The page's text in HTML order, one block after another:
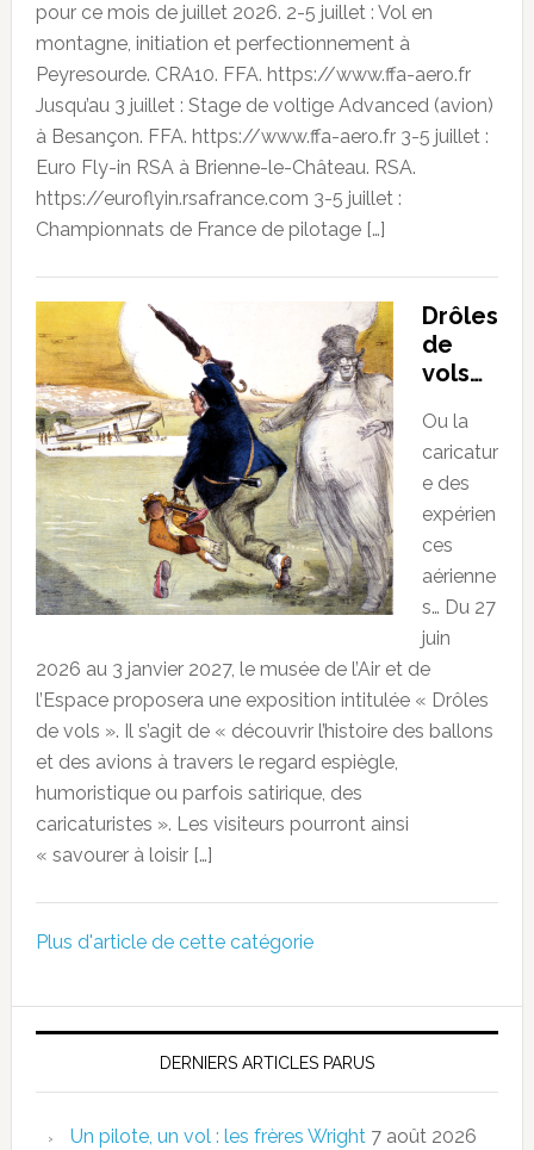
pour ce mois de juillet 2026. 2-5 juillet : Vol en
montagne, initiation et perfectionnement à
Peyresourde. CRA10. FFA. https://www.ffa-aero.fr
Jusqu’au 3 juillet : Stage de voltige Advanced (avion)
à Besançon. FFA. https://www.ffa-aero.fr 3-5 juillet :
Euro Fly-in RSA à Brienne-le-Château. RSA.
https://euroflyin.rsafrance.com 3-5 juillet :
Championnats de France de pilotage […]
Drôles
de
vols…
Ou la
caricatur
e des
expérien
ces
aérienne
s… Du 27
juin
2026 au 3 janvier 2027, le musée de l’Air et de
l’Espace proposera une exposition intitulée « Drôles
de vols ». Il s’agit de « découvrir l’histoire des ballons
et des avions à travers le regard espiègle,
humoristique ou parfois satirique, des
caricaturistes ». Les visiteurs pourront ainsi
« savourer à loisir […]
Plus d'article de cette catégorie
DERNIERS ARTICLES PARUS
Un pilote, un vol : les frères Wright 7 août 2026